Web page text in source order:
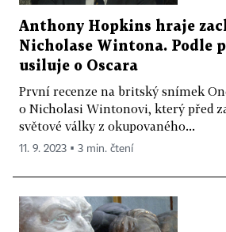
Anthony Hopkins hraje
Nicholase Wintona. Podle
usiluje o Oscara
První recenze na britský snímek
o Nicholasi Wintonovi, který před
světové války z okupovaného...
11. 9. 2023 ▪ 3 min. čtení